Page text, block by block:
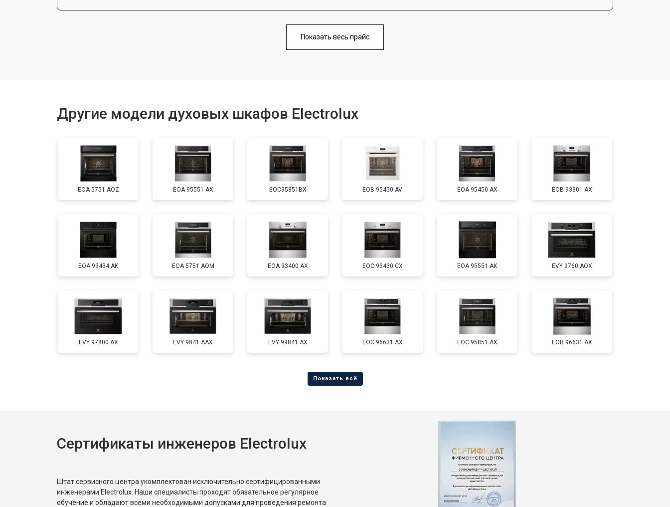
от 90 мин
Замена панели управления от 120 мин от 4500 ₽ Заказать
Показать весь прайс
Другие модели духовых шкафов Electrolux
EOA 5751 AOZ EOA 95551 AX EOC95851BX EOB 95450 AV EOA 95450 AX EOB 93301 AX
EOA 93434 AK EOA 5751 AOM EOA 93400 AX EOC 93430 CX EOA 95551 AK EVY 9760 AOX
EVY 97800 AX EVY 9841 AAX EVY 99841 AX EOC 96631 AX EOC 95851 AX EOB 96631 AX
Сертификаты инженеров Electrolux
Штат сервисного центра укомплектован исключительно сертифицированными
инженерами Electrolux. Наши специалисты проходят обязательное регулярное
обучение и обладают всеми необходимыми допусками для проведения ремонта